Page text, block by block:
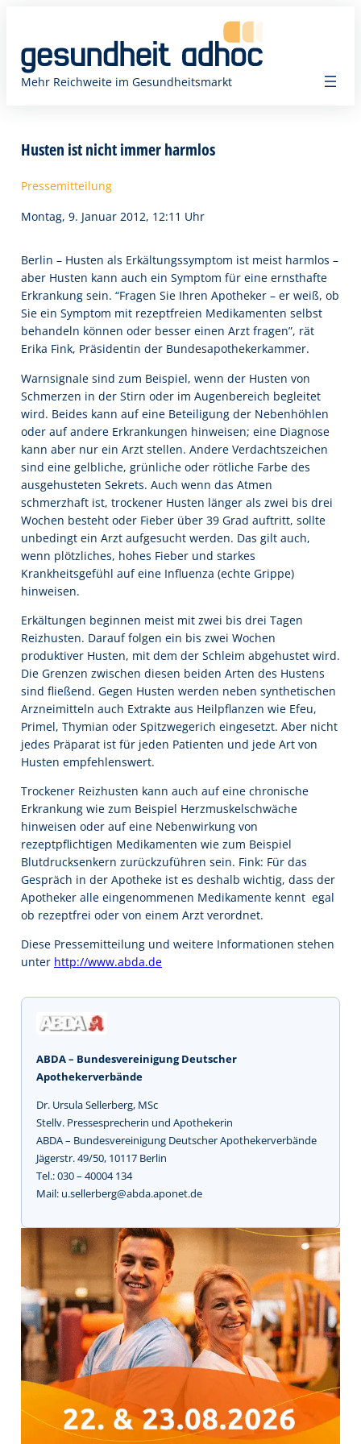
springen
Mehr Reichweite im Gesundheitsmarkt
Husten ist nicht immer harmlos
Pressemitteilung
Montag, 9. Januar 2012, 12:11 Uhr
Berlin – Husten als Erkältungssymptom ist meist harmlos –
aber Husten kann auch ein Symptom für eine ernsthafte
Erkrankung sein. “Fragen Sie Ihren Apotheker – er weiß, ob
Sie ein Symptom mit rezeptfreien Medikamenten selbst
behandeln können oder besser einen Arzt fragen”, rät
Erika Fink, Präsidentin der Bundesapothekerkammer.
Warnsignale sind zum Beispiel, wenn der Husten von
Schmerzen in der Stirn oder im Augenbereich begleitet
wird. Beides kann auf eine Beteiligung der Nebenhöhlen
oder auf andere Erkrankungen hinweisen; eine Diagnose
kann aber nur ein Arzt stellen. Andere Verdachtszeichen
sind eine gelbliche, grünliche oder rötliche Farbe des
ausgehusteten Sekrets. Auch wenn das Atmen
schmerzhaft ist, trockener Husten länger als zwei bis drei
Wochen besteht oder Fieber über 39 Grad auftritt, sollte
unbedingt ein Arzt aufgesucht werden. Das gilt auch,
wenn plötzliches, hohes Fieber und starkes
Krankheitsgefühl auf eine Influenza (echte Grippe)
hinweisen.
Erkältungen beginnen meist mit zwei bis drei Tagen
Reizhusten. Darauf folgen ein bis zwei Wochen
produktiver Husten, mit dem der Schleim abgehustet wird.
Die Grenzen zwischen diesen beiden Arten des Hustens
sind fließend. Gegen Husten werden neben synthetischen
Arzneimitteln auch Extrakte aus Heilpflanzen wie Efeu,
Primel, Thymian oder Spitzwegerich eingesetzt. Aber nicht
jedes Präparat ist für jeden Patienten und jede Art von
Husten empfehlenswert.
Trockener Reizhusten kann auch auf eine chronische
Erkrankung wie zum Beispiel Herzmuskelschwäche
hinweisen oder auf eine Nebenwirkung von
rezeptpflichtigen Medikamenten wie zum Beispiel
Blutdrucksenkern zurückzuführen sein. Fink: Für das
Gespräch in der Apotheke ist es deshalb wichtig, dass der
Apotheker alle eingenommenen Medikamente kennt  egal
ob rezeptfrei oder von einem Arzt verordnet.
Diese Pressemitteilung und weitere Informationen stehen
unter http://www.abda.de
ABDA – Bundesvereinigung Deutscher
Apothekerverbände
Dr. Ursula Sellerberg, MSc
Stellv. Pressesprecherin und Apothekerin
ABDA – Bundesvereinigung Deutscher Apothekerverbände
Jägerstr. 49/50, 10117 Berlin
Tel.: 030 – 40004 134
Mail: u.sellerberg@abda.aponet.de